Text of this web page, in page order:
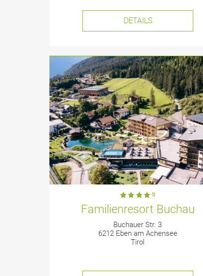
DETAILS
Familienresort Buchau
Buchauer Str. 3
6212 Eben am Achensee
Tirol